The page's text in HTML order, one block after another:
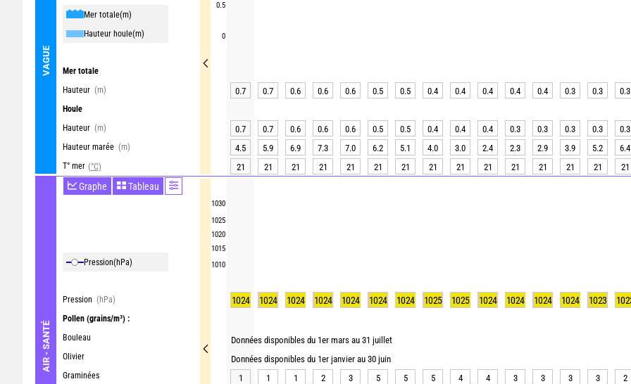
VAGUE
Mer totale(m)
Hauteur houle(m)
Mer totale
Hauteur (m)
Houle
Hauteur (m)
Hauteur marée (m)
T° mer (°C)
AIR - SANTÉ
Graphe Tableau
Pression(hPa)
Pression (hPa)
Pollen (grains/m³) :
Bouleau
Olivier
Graminées
0.5
0
1030
1025
1020
1015
1010
0.7 0.7 0.6 0.6 0.6 0.5 0.5 0.4 0.4 0.4 0.4 0.4 0.3 0.3 0.3
0.7 0.7 0.6 0.6 0.6 0.5 0.5 0.4 0.4 0.4 0.3 0.3 0.3 0.3 0.3
4.5
5.9 6.9 7.3 7.0 6.2 5.1 4.0 3.0 2.4 2.3 2.9 3.9 5.2 6.4
21
21 21 21 21 21 21 21 21 21 21 21 21 21 21
1024 1024 1024 1024 1024 1024 1024 1025 1025 1024 1024 1024 1024 1023
Données disponibles du 1er mars au 31 juillet
Données disponibles du 1er janvier au 30 juin
1
1 1 2 3 5 5 5 4 4 3 3 3 3 2